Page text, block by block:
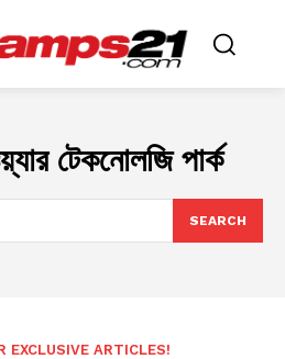
টেকনোলজি পার্ক
SEARCH
EXCLUSIVE ARTICLES!